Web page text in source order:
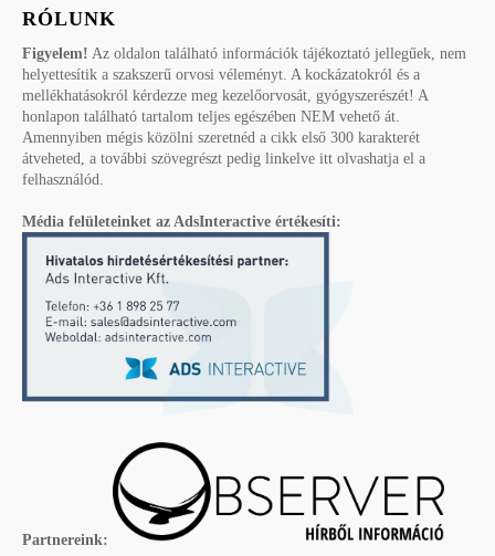
RÓLUNK
Figyelem! Az oldalon található információk tájékoztató jellegűek, nem
helyettesítik a szakszerű orvosi véleményt. A kockázatokról és a
mellékhatásokról kérdezze meg kezelőorvosát, gyógyszerészét! A
honlapon található tartalom teljes egészében NEM vehető át.
Amennyiben mégis közölni szeretnéd a cikk első 300 karakterét
átveheted, a további szövegrészt pedig linkelve itt olvashatja el a
felhasználód.
Média felületeinket az AdsInteractive értékesíti:
Partnereink: